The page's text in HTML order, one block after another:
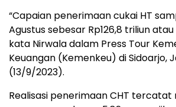
“Capaian penerimaan cukai HT
Agustus sebesar Rp126,8 triliun
kata Nirwala dalam Press Tour
Keuangan (Kemenkeu) di Sidoarjo,
(13/9/2023).
Realisasi penerimaan CHT